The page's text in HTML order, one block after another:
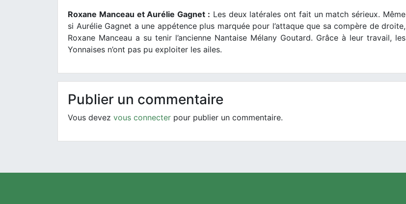
Roxane Manceau et Aurélie Gagnet : Les deux latérales ont fait un match sérieux. Même
si Aurélie Gagnet a une appétence plus marquée pour l’attaque que sa compère de droite,
Roxane Manceau a su tenir l’ancienne Nantaise Mélany Goutard. Grâce à leur travail, les
Yonnaises n’ont pas pu exploiter les ailes.
Publier un commentaire
Vous devez vous connecter pour publier un commentaire.